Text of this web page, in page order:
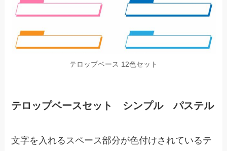
テロップベース 12色セット
テロップベースセット シンプル パステル
文字を入れるスペース部分が色付けされているテ